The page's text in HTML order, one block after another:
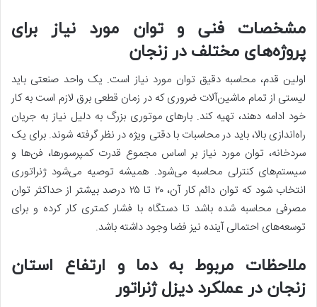
مشخصات فنی و توان مورد نیاز برای
پروژه‌های مختلف در زنجان
اولین قدم، محاسبه دقیق توان مورد نیاز است. یک واحد صنعتی باید
لیستی از تمام ماشین‌آلات ضروری که در زمان قطعی برق لازم است به کار
خود ادامه دهند، تهیه کند. بارهای موتوری بزرگ به دلیل نیاز به جریان
راه‌اندازی بالا، باید در محاسبات با دقتی ویژه‌ در نظر گرفته شوند. برای یک
سردخانه، توان مورد نیاز بر اساس مجموع قدرت کمپرسورها، فن‌ها و
سیستم‌های کنترلی محاسبه می‌شود. همیشه توصیه می‌شود ژنراتوری
انتخاب شود که توان دائم کار آن، ۲۰ تا ۲۵ درصد بیشتر از حداکثر توان
مصرفی محاسبه شده باشد تا دستگاه با فشار کمتری کار کرده و برای
توسعه‌های احتمالی آینده نیز فضا وجود داشته باشد.
ملاحظات مربوط به دما و ارتفاع استان
زنجان در عملکرد دیزل ژنراتور